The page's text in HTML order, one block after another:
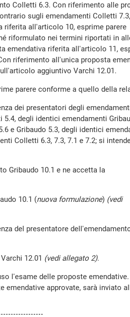
Colletti 6.3. Con riferimento alle
sugli emendamenti Colletti
riferita all'articolo 10, esprime parere
riformulato nei termini riportati in
emendativa riferita all'articolo 11,
riferimento all'unica proposta
aggiuntivo Varchi 12.01.
parere conforme a quello della
dei presentatori degli
5.4, degli identici emendamenti
e Gribaudo 5.3, degli identici
Colletti 6.3, 7.3, 7.1 e 7.2; si
Gribaudo 10.1 e ne accetta la
10.1 (nuova formulazione) (vedi
del presentatore
12.01 (vedi allegato 2).
l'esame delle proposte emendative.
emendative approvate, sarà inviato